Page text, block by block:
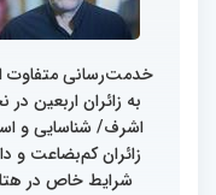
خدمت‌رسانی متفاوت
به زائران اربعین
اشرف/ شناسایی و
زائران کم‌بضاعت و
شرایط خاص در